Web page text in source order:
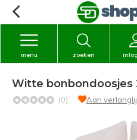
zoeken
menu
Witte bonbondoosjes
(0) Aan